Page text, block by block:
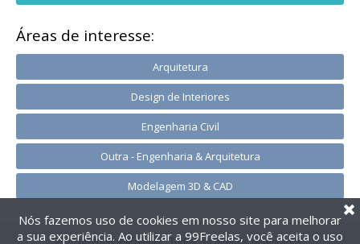
Áreas de interesse:
Arquitetura
Design de Interiores
Engenharia Civil
Outra - Engenharia & Arquitetura
Modelagem 3D & CAD
Nós fazemos uso de cookies em nosso site para melhorar
a sua experiência. Ao utilizar a 99Freelas, você aceita o uso